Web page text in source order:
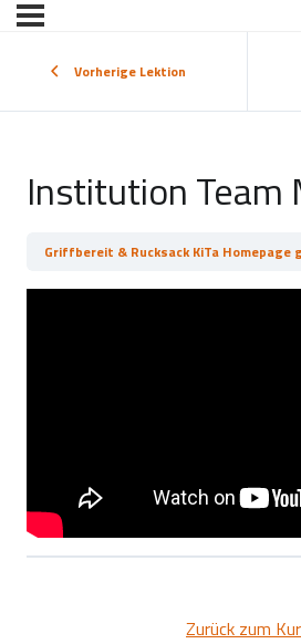
Vorherige Lektion
Institution Team
Zurück zum